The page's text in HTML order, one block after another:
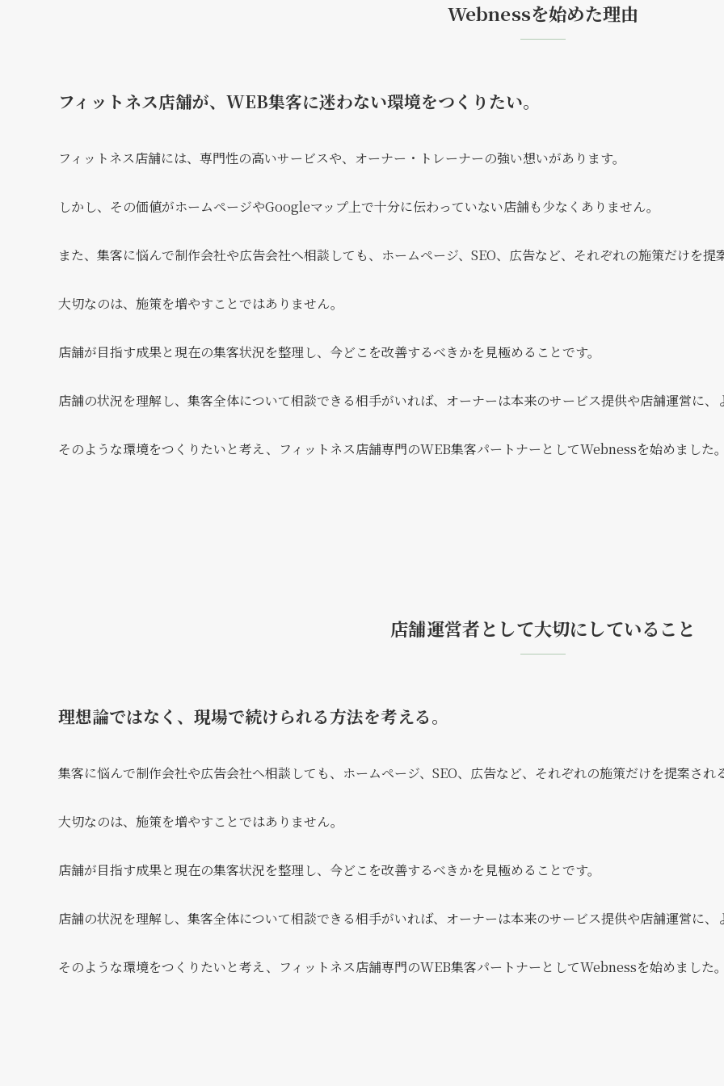
Webnessを始めた理由
フィットネス店舗が、WEB集客に迷わない環境をつくりたい。
フィットネス店舗には、専門性の高いサービスや、オーナー・トレーナーの強い想いがあります。
しかし、その価値がホームページやGoogleマップ上で十分に伝わっていない店舗も少なくありません。
また、集客に悩んで制作会社や広告会社へ相談しても、ホームページ、SEO、広告など、それぞれの施策だけを提
大切なのは、施策を増やすことではありません。
店舗が目指す成果と現在の集客状況を整理し、今どこを改善するべきかを見極めることです。
店舗の状況を理解し、集客全体について相談できる相手がいれば、オーナーは本来のサービス提供や店舗運営に、
そのような環境をつくりたいと考え、フィットネス店舗専門のWEB集客パートナーとしてWebnessを始めました。
店舗運営者として大切にしていること
理想論ではなく、現場で続けられる方法を考える。
集客に悩んで制作会社や広告会社へ相談しても、ホームページ、SEO、広告など、それぞれの施策だけを提案され
大切なのは、施策を増やすことではありません。
店舗が目指す成果と現在の集客状況を整理し、今どこを改善するべきかを見極めることです。
店舗の状況を理解し、集客全体について相談できる相手がいれば、オーナーは本来のサービス提供や店舗運営に、
そのような環境をつくりたいと考え、フィットネス店舗専門のWEB集客パートナーとしてWebnessを始めました。